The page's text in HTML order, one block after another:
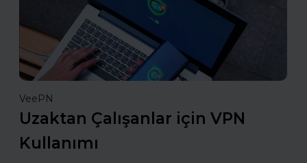
VeePN
Uzaktan Çalışanlar için VPN
Kullanımı